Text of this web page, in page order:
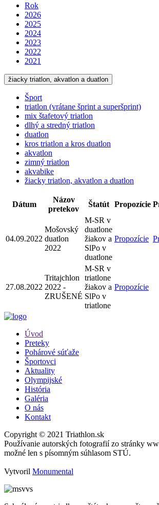
Rok
2026
2025
2024
2023
2022
2021
žiacky triatlon, akvatlon a duatlon
Šport
triatlon (vrátane šprint a superšprint)
mix štafetový triatlon
dlhý a stredný triatlon
duatlon
kros triatlon a kros duatlon
akvatlon
zimný triatlon
akvabike
žiacky triatlon, akvatlon a duatlon
Dátum
Názov
pretekov
Štatút Propozície
04.09.2022
Mošovský
duatlon
2022
M-SR v
duatlone
žiakov a
SlPo v
duatlone
Propozície
27.08.2022
Tritajchlon
2022 -
ZRUŠENÉ
M-SR v
triatlone
žiakov a
SlPo v
triatlone
Propozície
Úvod
Preteky
Pohárové súťaže
Športovci
Aktuality
Olympijské
História
Galéria
O nás
Kontakt
Copyright © 2021 Triathlon.sk
Používanie autorských fotografií zo stránky
možné len s písomným súhlasom STÚ.
Vytvoril Monumental